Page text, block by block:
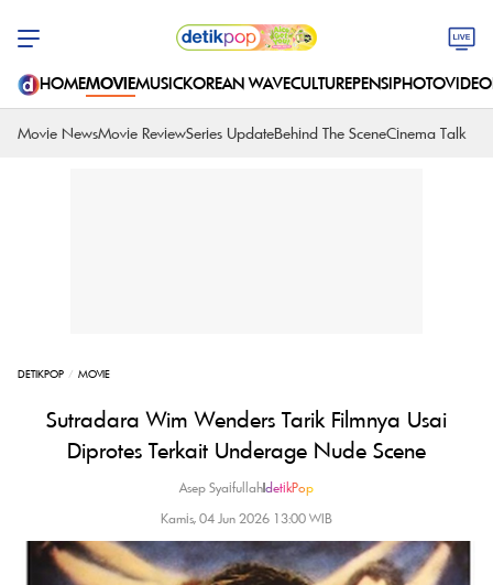
HOMEMOVIEMUSICKOREAN WAVECULTUREPENSIPHOTOVIDEO
Movie NewsMovie ReviewSeries UpdateBehind The SceneCinema Talk
DETIKPOP MOVIE
Sutradara Wim Wenders Tarik Filmnya Usai
Diprotes Terkait Underage Nude Scene
Asep Syaifullah|detikPop
Kamis, 04 Jun 2026 13:00 WIB